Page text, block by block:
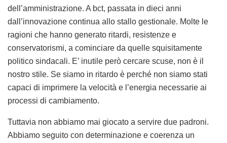
dell’amministrazione. A bct, passata in dieci anni
dall’innovazione continua allo stallo gestionale. Molte le
ragioni che hanno generato ritardi, resistenze e
conservatorismi, a cominciare da quelle squisitamente
politico sindacali. E’ inutile però cercare scuse, non è il
nostro stile. Se siamo in ritardo è perché non siamo stati
capaci di imprimere la velocità e l’energia necessarie ai
processi di cambiamento.
Tuttavia non abbiamo mai giocato a servire due padroni.
Abbiamo seguito con determinazione e coerenza un